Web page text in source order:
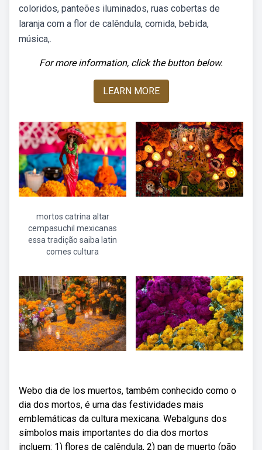
coloridos, panteões iluminados, ruas cobertas de
laranja com a flor de calêndula, comida, bebida,
música,.
For more information, click the button below.
LEARN MORE
mortos catrina altar
cempasuchil mexicanas
essa tradição saiba latin
comes cultura
Webo dia de los muertos, também conhecido como o
dia dos mortos, é uma das festividades mais
emblemáticas da cultura mexicana. Webalguns dos
símbolos mais importantes do dia dos mortos
incluem: 1) flores de calêndula, 2) pan de muerto (pão